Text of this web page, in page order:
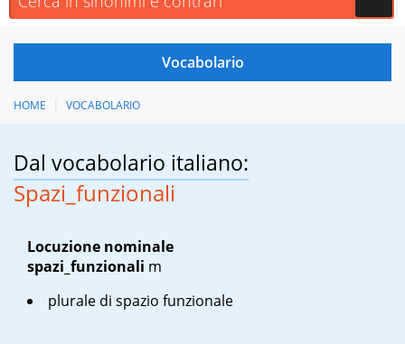
HOME VOCABOLARIO
Dal vocabolario italiano:
Spazi_funzionali
Locuzione nominale
spazi_funzionali m
plurale di spazio funzionale